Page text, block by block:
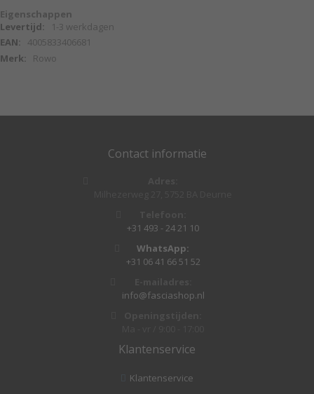
Eigenschappen
Eigenschappen1-3 werkdagen
4005833406681
Rowo
Contact informatie
+31 493 - 24 21 10
WhatsApp:
+31 06 41 66 51 52
info@fasciashop.nl
Klantenservice
Klantenservice